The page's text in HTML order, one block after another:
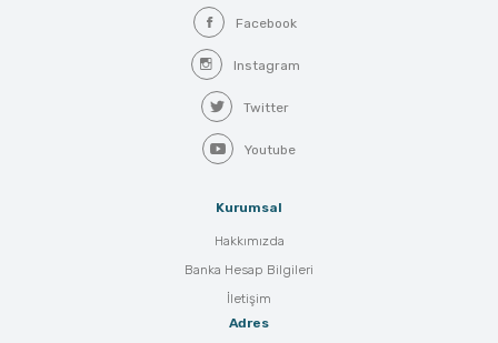
Facebook
Instagram
Twitter
Youtube
Kurumsal
Hakkımızda
Banka Hesap Bilgileri
İletişim
Adres